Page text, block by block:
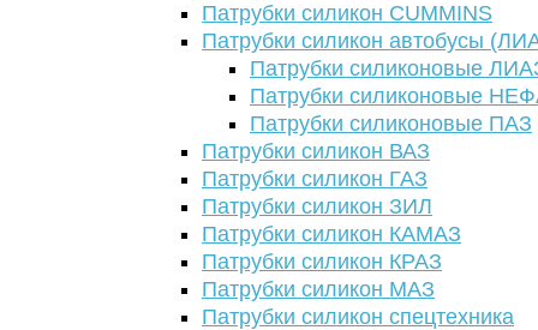
Патрубки силикон CUMMINS
Патрубки силикон автобусы
Патрубки силиконовые
Патрубки силиконовые
Патрубки силиконовые ПАЗ
Патрубки силикон ВАЗ
Патрубки силикон ГАЗ
Патрубки силикон ЗИЛ
Патрубки силикон КАМАЗ
Патрубки силикон КРАЗ
Патрубки силикон МАЗ
Патрубки силикон спецтехника